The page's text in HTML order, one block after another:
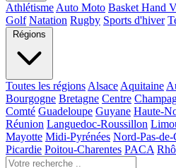
Athlétisme Auto Moto Basket Hand
Golf Natation Rugby Sports d'hiver
Régions
Toutes les régions Alsace Aquitaine
Bourgogne Bretagne Centre
Comté Guadeloupe Guyane Haute-
Réunion Languedoc-Roussillon
Mayotte Midi-Pyrénées Nord-Pas-de-
Picardie Poitou-Charentes PACA